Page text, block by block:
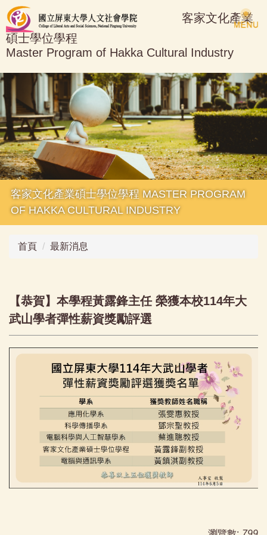
跳
到
主
要
容
區
客家文化產業
碩士學位學程
Master Program of Hakka Cultural Industry
客家文化產業碩士學位學程 MASTER PROGRAM
OF HAKKA CULTURAL INDUSTRY
首頁 最新消息
【恭賀】本學程黃露鋒主任 榮獲本校114年大
武山學者彈性薪資獎勵評選